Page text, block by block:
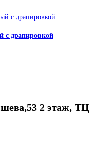
с драпировкой
2 этаж, ТЦ